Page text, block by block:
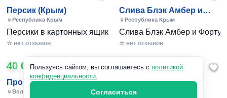
Персик (Крым)
Республика Крым
Персики в картонных ящиках по 7-10 кг. Цена 80-200 руб
☆ нет отзывов
Слива Блэк Амбер и
Фортуна (Крым)
Республика Крым
Слива Блэк Амбер и
☆ нет отзывов
40 000 ₽
Пропишу временно и
постоянно в Волжском
Волгоградская область
240 801 ₽/ 1шт
Черный комфорт
Московская область
Пользуясь сайтом, вы соглашаетесь с политикой
конфиденциальности.
Согласиться